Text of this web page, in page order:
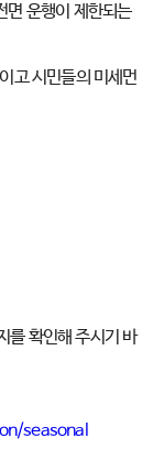
면 운행이 제한되는
고 시민들의 미세먼
를 확인해 주시기 바
seasonal